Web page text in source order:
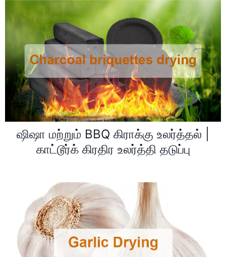
ஷிஷா மற்றும் BBQ கிராக்கு உலர்த்தல் |
காட்டூர்க் கிரதிர உலர்த்தி தடுப்பு